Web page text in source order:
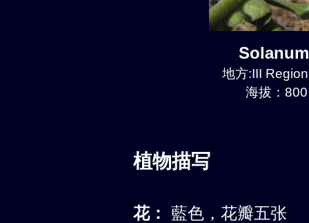
地方:III
海拔：
植物描写
花： 藍色，花瓣五张